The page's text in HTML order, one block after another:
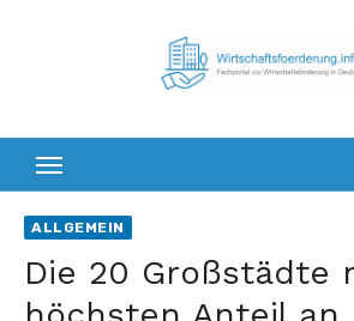
ALLGEMEIN
Die 20 Großstädte